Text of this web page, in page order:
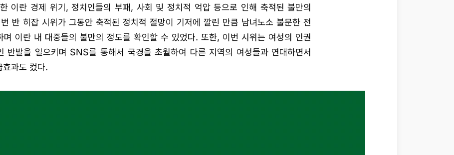
이란 경제 위기, 정치인들의 부패, 사회 및 정치적 억압 등으로 인해 축적된 불만의
반 히잡 시위가 그동안 축적된 정치적 절망이 기저에 깔린 만큼 남녀노소 불문한 전
며 이란 내 대중들의 불만의 정도를 확인할 수 있었다. 또한, 이번 시위는 여성의 인권
반발을 일으키며 SNS를 통해서 국경을 초월하여 다른 지역의 여성들과 연대하면서
효과도 컸다.